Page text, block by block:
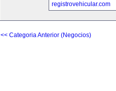
registrovehicular.com
<< Categoria Anterior (Negocios)